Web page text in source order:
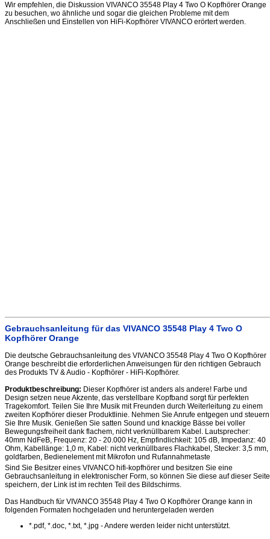
Wir empfehlen, die Diskussion VIVANCO 35548 Play 4 Two O Kopfhörer Orange
zu besuchen, wo ähnliche und sogar die gleichen Probleme mit dem
Anschließen und Einstellen von HiFi-Kopfhörer VIVANCO erörtert werden.
Gebrauchsanleitung für das VIVANCO 35548 Play 4 Two O
Kopfhörer Orange
Die deutsche Gebrauchsanleitung des VIVANCO 35548 Play 4 Two O Kopfhörer
Orange beschreibt die erforderlichen Anweisungen für den richtigen Gebrauch
des Produkts TV & Audio - Kopfhörer - HiFi-Kopfhörer.
Produktbeschreibung: Dieser Kopfhörer ist anders als andere! Farbe und
Design setzen neue Akzente, das verstellbare Kopfband sorgt für perfekten
Tragekomfort. Teilen Sie Ihre Musik mit Freunden durch Weiterleitung zu einem
zweiten Kopfhörer dieser Produktlinie. Nehmen Sie Anrufe entgegen und steuern
Sie Ihre Musik. Genießen Sie satten Sound und knackige Bässe bei voller
Bewegungsfreiheit dank flachem, nicht verknüllbarem Kabel. Lautsprecher:
40mm NdFeB, Frequenz: 20 - 20.000 Hz, Empfindlichkeit: 105 dB, Impedanz: 40
Ohm, Kabellänge: 1,0 m, Kabel: nicht verknüllbares Flachkabel, Stecker: 3,5 mm,
goldfarben, Bedienelement mit Mikrofon und Rufannahmetaste
Sind Sie Besitzer eines VIVANCO hifi-kopfhörer und besitzen Sie eine
Gebrauchsanleitung in elektronischer Form, so können Sie diese auf dieser Seite
speichern, der Link ist im rechten Teil des Bildschirms.
Das Handbuch für VIVANCO 35548 Play 4 Two O Kopfhörer Orange kann in
folgenden Formaten hochgeladen und heruntergeladen werden
*.pdf, *.doc, *.txt, *.jpg - Andere werden leider nicht unterstützt.